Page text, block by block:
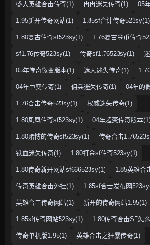
盛大英雄合击传奇(1) 冉冉迷失传奇(1) 05
1.95新开传奇网站(1) 1.85sf合计传奇523sy(1)
1.80复古传奇sf523sy(1) 1.76复古金币传奇
sf1.76传奇523sy(1) 传奇sf1.76523sy(1)
05年传奇微变版本(1) 遮天迷失传奇(1)
04年中变传奇(1) 佣兵迷失传奇(1) 04年的
1.76合击传奇523sy(1) 权威迷失传奇(1)
1.80凤凰传奇sf523sy(1) 04年超变传奇版本(1)
1.80赌博的传奇sf523sy(1) 传奇合击
铁血迷失传奇(1) 1.80打金sf传奇523sy(1)
1.80传奇新开网站sf666523sy(1) 1.85英雄合
传奇英雄合击外挂(1) 1.85sf合击发布网
英雄合击传奇网站(1) 新开的传奇网站1.95(1)
1.85sf传奇网站523sy(1) 1.80传奇合击SF怎
传奇单机版1.95(1) 英雄合击之狂暴传奇(1)